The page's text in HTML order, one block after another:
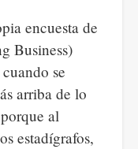
encuesta de
Business)
se
arriba de lo
al
estadígrafos,